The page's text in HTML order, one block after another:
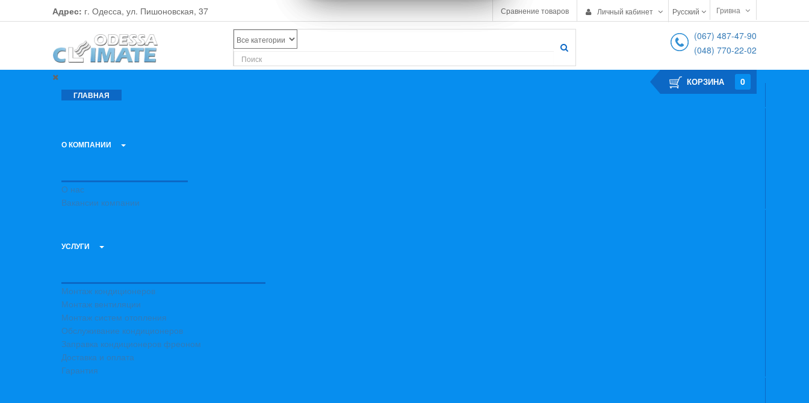
Адрес: г. Одесса, ул. Пишоновская, 37 Сравнение товаров Личный кабинет Гривна
Русский
(067) 487-47-90
(048) 770-22-02
ГЛАВНАЯ
О КОМПАНИИ
О нас
Вакансии компании
УСЛУГИ
Монтаж кондиционеров
Монтаж вентиляции
Монтаж систем отопления
Обслуживание кондиционеров
Заправка кондиционеров фреоном
Доставка и оплата
Гарантия
КОРЗИНА 0